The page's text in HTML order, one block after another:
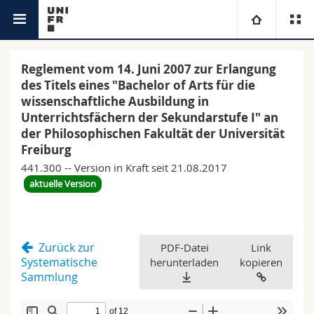
Studium
Campus
Forschung
Weiterbildung
Fakultäten
Theologische Fak.
Rechtswissenschaftliche Fak.
Philosophische Fak.
Fak. für Erziehungs- und Bildungswissenschaften
Informationen für
Studieninteressierte
Medien
Forschende
Ressourcen
Ortsplan
Bibliotheken
Reglement vom 14. Juni 2007 zur Erlangung
des Titels eines "Bachelor of Arts für die
wissenschaftliche Ausbildung in
Unterrichtsfächern der Sekundarstufe I" an
der Philosophischen Fakultät der Universität
Freiburg
441.300 -- Version in Kraft seit 21.08.2017
aktuelle Version
Zurück zur
Systematische
Sammlung
PDF-Datei
herunterladen
Link
kopieren